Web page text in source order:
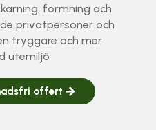
i känsliga miljöer.
ser vi till att jobbet
enligt branschens
offert